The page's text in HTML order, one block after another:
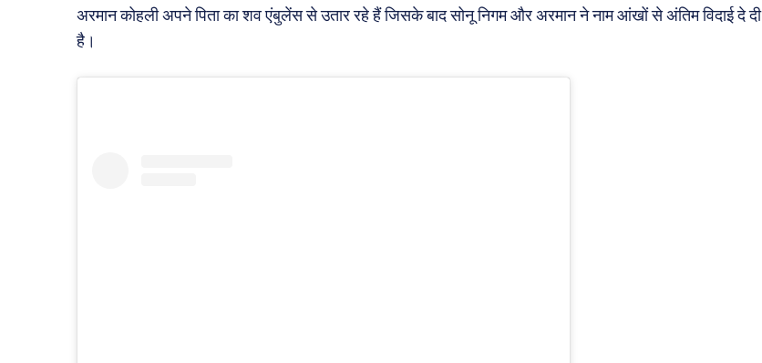
अरमान कोहली अपने पिता का शव एंबुलेंस से उतार रहे हैं जिसके बाद सोनू निगम और अरमान ने नाम आंखों से अंतिम विदाई दे दी
है।